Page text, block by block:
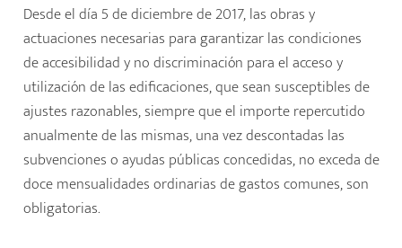
Desde el día 5 de diciembre de 2017, las obras y
actuaciones necesarias para garantizar las condiciones
de accesibilidad y no discriminación para el acceso y
utilización de las edificaciones, que sean susceptibles de
ajustes razonables, siempre que el importe repercutido
anualmente de las mismas, una vez descontadas las
subvenciones o ayudas públicas concedidas, no exceda de
doce mensualidades ordinarias de gastos comunes, son
obligatorias.